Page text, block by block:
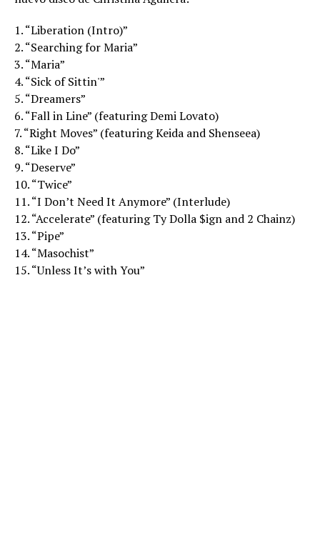
1. “Liberation (Intro)”
2. “Searching for Maria”
3. “Maria”
4. “Sick of Sittin'”
5. “Dreamers”
6. “Fall in Line” (featuring Demi Lovato)
7. “Right Moves” (featuring Keida and Shenseea)
8. “Like I Do”
9. “Deserve”
10. “Twice”
11. “I Don’t Need It Anymore” (Interlude)
12. “Accelerate” (featuring Ty Dolla $ign and 2 Chainz)
13. “Pipe”
14. “Masochist”
15. “Unless It’s with You”